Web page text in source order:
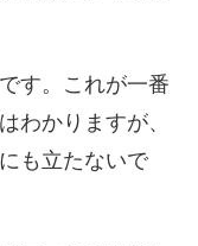
す。これが一番
わかりますが、
も立たないで